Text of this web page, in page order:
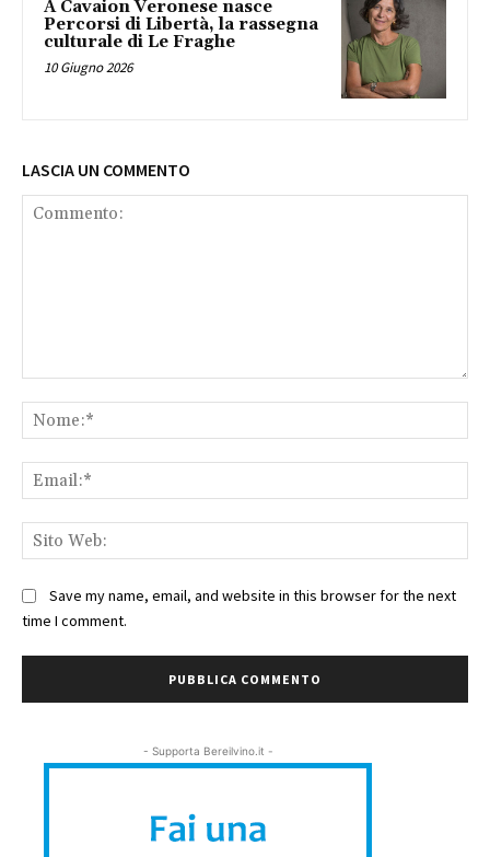
A Cavaion Veronese nasce
Percorsi di Libertà, la rassegna
culturale di Le Fraghe
10 Giugno 2026
LASCIA UN COMMENTO
Save my name, email, and website in this browser for the next
time I comment.
- Supporta Bereilvino.it -